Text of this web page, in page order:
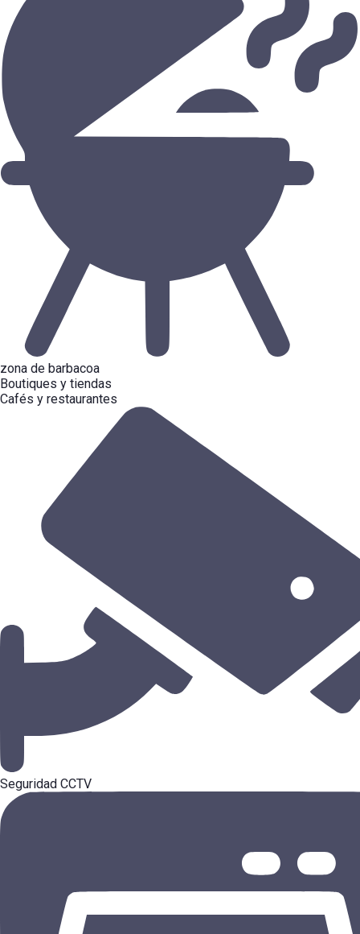
zona de barbacoa
Boutiques y tiendas
Cafés y restaurantes
Seguridad CCTV